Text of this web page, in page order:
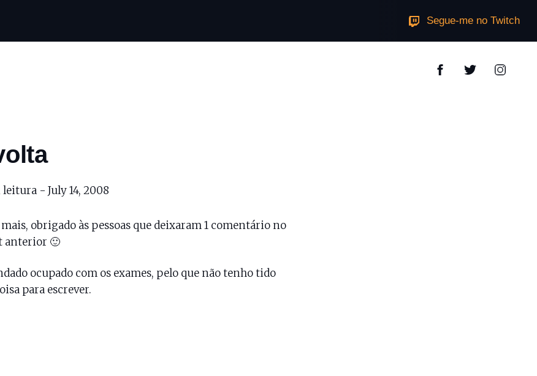
Segue-me no Twitch
leitura - July 14, 2008
obrigado às pessoas que deixaram 1 comentário no
anterior 🙂
ocupado com os exames, pelo que não tenho tido
para escrever.